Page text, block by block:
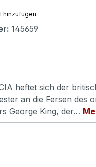
hinzufügen
145659
heftet sich der
an die Fersen des
George King, der…